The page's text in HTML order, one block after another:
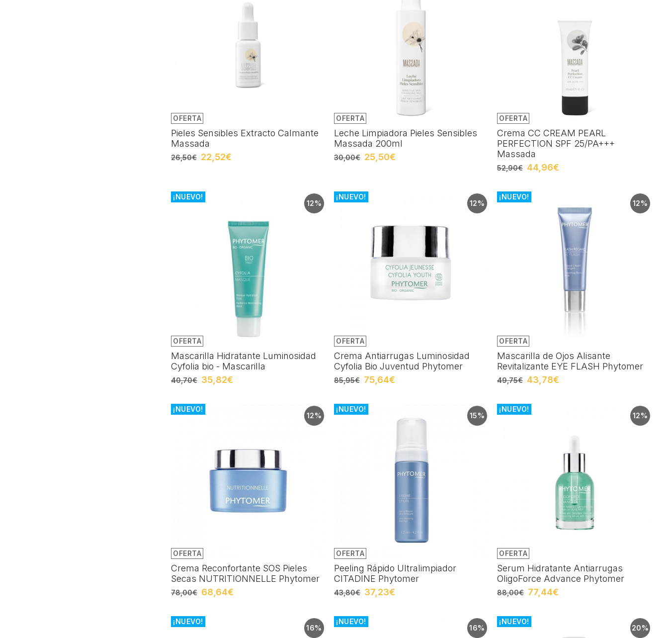
OFERTA
Pieles Sensibles Extracto Calmante
Massada
26,50€ 22,52€
OFERTA
Leche Limpiadora Pieles Sensibles
Massada 200ml
30,00€ 25,50€
OFERTA
Crema CC CREAM PEARL
PERFECTION SPF 25/PA+++
Massada
52,90€ 44,96€
12%
OFERTA
¡NUEVO!
Mascarilla Hidratante Luminosidad
Cyfolia bio - Mascarilla
40,70€ 35,82€
12%
OFERTA
¡NUEVO!
Crema Antiarrugas Luminosidad
Cyfolia Bio Juventud Phytomer
85,95€ 75,64€
12%
OFERTA
¡NUEVO!
Mascarilla de Ojos Alisante
Revitalizante EYE FLASH Phytomer
49,75€ 43,78€
12%
OFERTA
¡NUEVO!
Crema Reconfortante SOS Pieles
Secas NUTRITIONNELLE Phytomer
78,00€ 68,64€
15%
OFERTA
¡NUEVO!
Peeling Rápido Ultralimpiador
CITADINE Phytomer
43,80€ 37,23€
12%
OFERTA
¡NUEVO!
Serum Hidratante Antiarrugas
OligoForce Advance Phytomer
88,00€ 77,44€
16%
¡NUEVO!
16%
¡NUEVO!
20%
¡NUEVO!